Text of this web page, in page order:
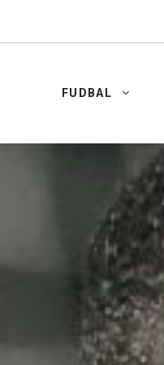
FUDBAL